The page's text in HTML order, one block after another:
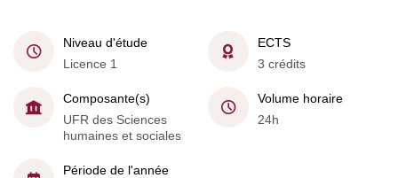
Niveau d'étude
Licence 1
ECTS
3 crédits
Composante(s)
UFR des Sciences
humaines et sociales
Volume horaire
24h
Période de l'année